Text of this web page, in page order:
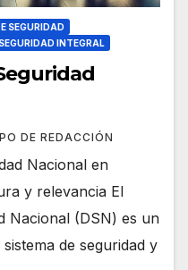
SEGURIDAD
SEGURIDAD INTEGRAL
DE REDACCIÓN
Nacional en
y relevancia El
Nacional (DSN) es un
de seguridad y